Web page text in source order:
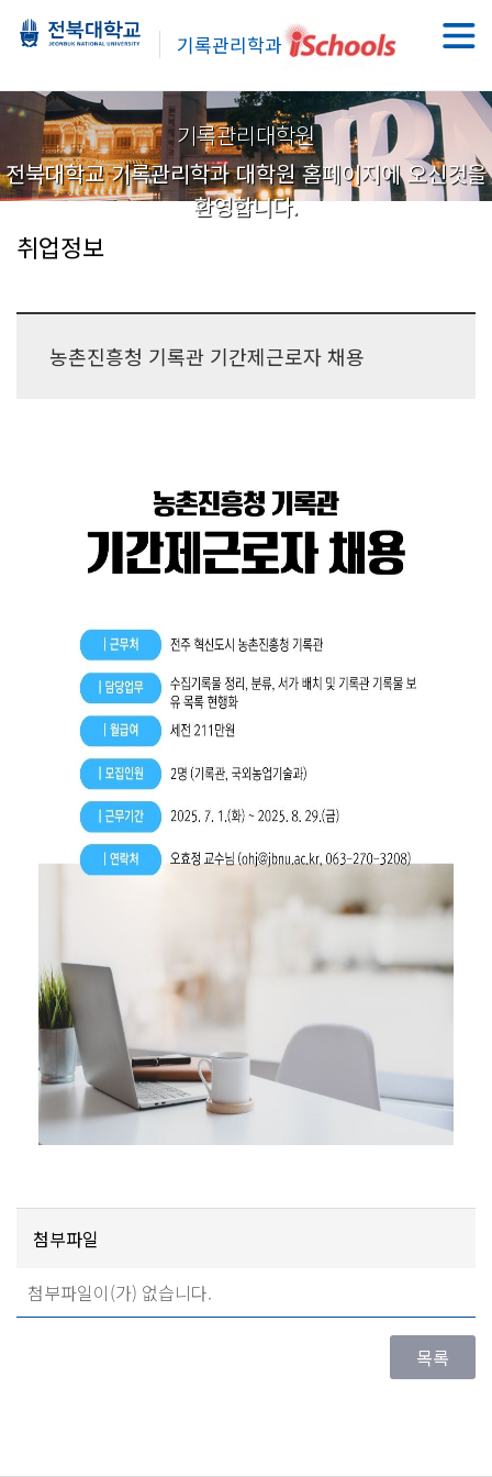
기록관리학과
기록관리대학원
전북대학교 기록관리학과 대학원 홈페이지에 오신것을
환영합니다.
취업정보
농촌진흥청 기록관 기간제근로자 채용
첨부파일
첨부파일이(가) 없습니다.